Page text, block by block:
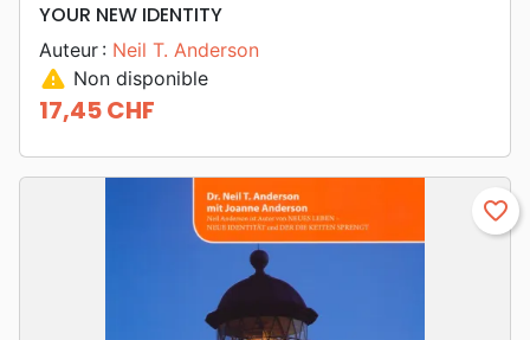
YOUR NEW IDENTITY
Auteur : Neil T. Anderson
warning Non disponible
Prix
17,45 CHF
favorite_border